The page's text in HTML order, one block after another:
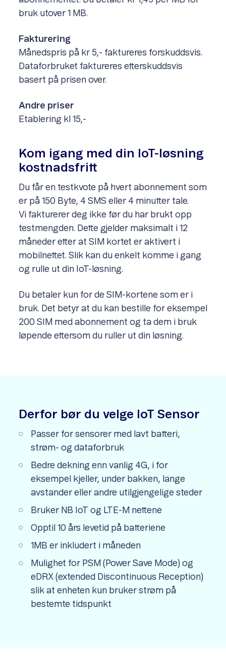
bruk utover 1 MB.
Fakturering
Månedspris på kr 5,- faktureres forskuddsvis.
Dataforbruket faktureres etterskuddsvis
basert på prisen over.
Andre priser
Etablering kl 15,-
Kom igang med din IoT-løsning
kostnadsfritt
Du får en testkvote på hvert abonnement som
er på 150 Byte, 4 SMS eller 4 minutter tale.
Vi fakturerer deg ikke før du har brukt opp
testmengden. Dette gjelder maksimalt i 12
måneder etter at SIM kortet er aktivert i
mobilnettet. Slik kan du enkelt komme i gang
og rulle ut din IoT-løsning.
Du betaler kun for de SIM-kortene som er i
bruk. Det betyr at du kan bestille for eksempel
200 SIM med abonnement og ta dem i bruk
løpende ettersom du ruller ut din løsning.
Derfor bør du velge IoT Sensor
Passer for sensorer med lavt batteri,
strøm- og dataforbruk
Bedre dekning enn vanlig 4G, i for
eksempel kjeller, under bakken, lange
avstander eller andre utilgjengelige steder
Bruker NB IoT og LTE-M nettene
Opptil 10 års levetid på batteriene
1MB er inkludert i måneden
Mulighet for PSM (Power Save Mode) og
eDRX (extended Discontinuous Reception)
slik at enheten kun bruker strøm på
bestemte tidspunkt